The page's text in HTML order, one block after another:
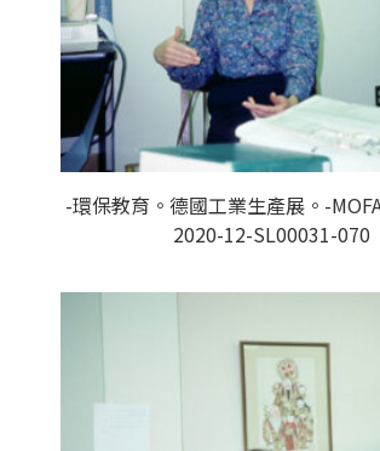
-環保教育。德國工業生產展。-
2020-12-SL00031-070